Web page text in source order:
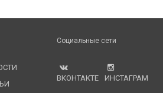
Социальные сети
ВКОНТАКТЕ ИНСТАГРАМ